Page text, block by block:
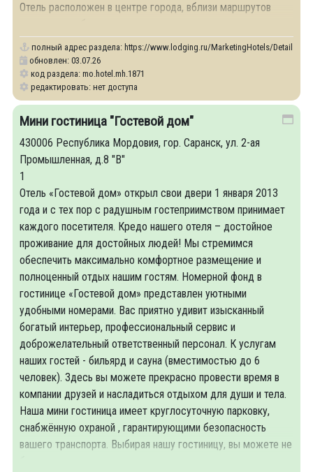
Отель расположен в центре города, вблизи маршрутов
полный адрес раздела: https://www.lodging.ru/MarketingHotels/Details/
обновлен: 03.07.26
код раздела: mo.hotel.mh.1871
редактировать: нет доступа
Мини гостиница "Гостевой дом"
430006 Республика Мордовия, гор. Саранск, ул. 2-ая
Промышленная, д.8 "В"
1
Отель «Гостевой дом» открыл свои двери 1 января 2013
года и с тех пор с радушным гостеприимством принимает
каждого посетителя. Кредо нашего отеля – достойное
проживание для достойных людей! Мы стремимся
обеспечить максимально комфортное размещение и
полноценный отдых нашим гостям. Номерной фонд в
гостинице «Гостевой дом» представлен уютными
удобными номерами. Вас приятно удивит изысканный
богатый интерьер, профессиональный сервис и
доброжелательный ответственный персонал. К услугам
наших гостей - бильярд и сауна (вместимостью до 6
человек). Здесь вы можете прекрасно провести время в
компании друзей и насладиться отдыхом для души и тела.
Наша мини гостиница имеет круглосуточную парковку,
снабжённую охраной , гарантирующими безопасность
вашего транспорта. Выбирая нашу гостиницу, вы можете не